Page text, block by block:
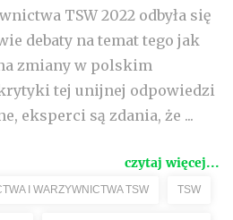
TSW 2022 odbyła się
debaty na temat tego jak
zmiany w polskim
tej unijnej odpowiedzi
eksperci są zdania, że ...
czytaj więcej...
I WARZYWNICTWA TSW TSW